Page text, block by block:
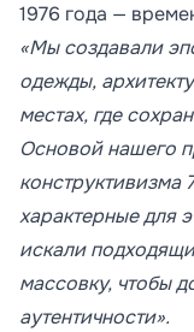
1976 года —
«Мы создавали
одежды,
местах, где
Основой нашего
характерные для
искали
массовку, чтобы
аутентичности».